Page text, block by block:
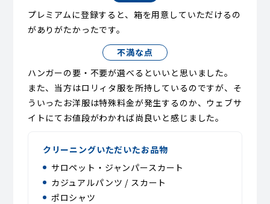
プレミアムに登録すると、箱を用意していただけるの
がありがたかったです。
不満な点
ハンガーの要・不要が選べるといいと思いました。
また、当方はロリィタ服を所持しているのですが、そ
ういったお洋服は特殊料金が発生するのか、ウェブサ
イトにてお値段がわかれば尚良いと感じました。
クリーニングいただいたお品物
サロペット・ジャンパースカート
カジュアルパンツ / スカート
ポロシャツ